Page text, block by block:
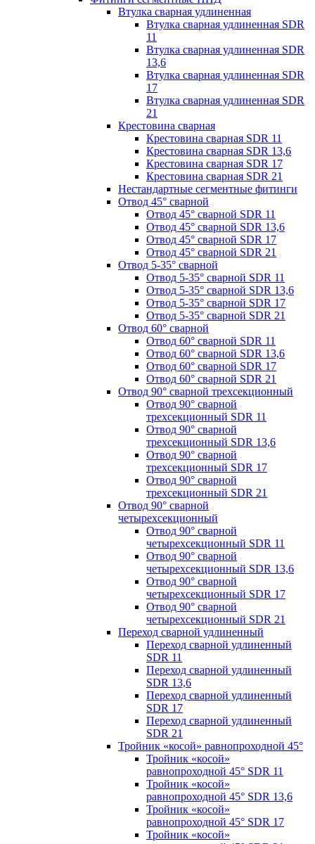
Втулка сварная удлиненная
Втулка сварная удлиненная SDR
11
Втулка сварная удлиненная SDR
13,6
Втулка сварная удлиненная SDR
17
Втулка сварная удлиненная SDR
21
Крестовина сварная
Крестовина сварная SDR 11
Крестовина сварная SDR 13,6
Крестовина сварная SDR 17
Крестовина сварная SDR 21
Нестандартные сегментные фитинги
Отвод 45° сварной
Отвод 45° сварной SDR 11
Отвод 45° сварной SDR 13,6
Отвод 45° сварной SDR 17
Отвод 45° сварной SDR 21
Отвод 5-35° сварной
Отвод 5-35° сварной SDR 11
Отвод 5-35° сварной SDR 13,6
Отвод 5-35° сварной SDR 17
Отвод 5-35° сварной SDR 21
Отвод 60° сварной
Отвод 60° сварной SDR 11
Отвод 60° сварной SDR 13,6
Отвод 60° сварной SDR 17
Отвод 60° сварной SDR 21
Отвод 90° сварной трехсекционный
Отвод 90° сварной
трехсекционный SDR 11
Отвод 90° сварной
трехсекционный SDR 13,6
Отвод 90° сварной
трехсекционный SDR 17
Отвод 90° сварной
трехсекционный SDR 21
Отвод 90° сварной
четырехсекционный
Отвод 90° сварной
четырехсекционный SDR 11
Отвод 90° сварной
четырехсекционный SDR 13,6
Отвод 90° сварной
четырехсекционный SDR 17
Отвод 90° сварной
четырехсекционный SDR 21
Переход сварной удлиненный
Переход сварной удлиненный
SDR 11
Переход сварной удлиненный
SDR 13,6
Переход сварной удлиненный
SDR 17
Переход сварной удлиненный
SDR 21
Тройник «косой» равнопроходной 45°
Тройник «косой»
равнопроходной 45° SDR 11
Тройник «косой»
равнопроходной 45° SDR 13,6
Тройник «косой»
равнопроходной 45° SDR 17
Тройник «косой»